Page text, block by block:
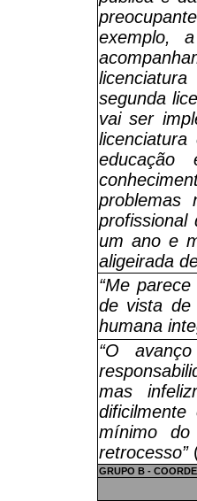
exemplo,
segunda
vai ser
um ano e
aligeirada
“Me
de vista de
humana
“O
mas
mínimo do
retrocesso”
GRUPO B -